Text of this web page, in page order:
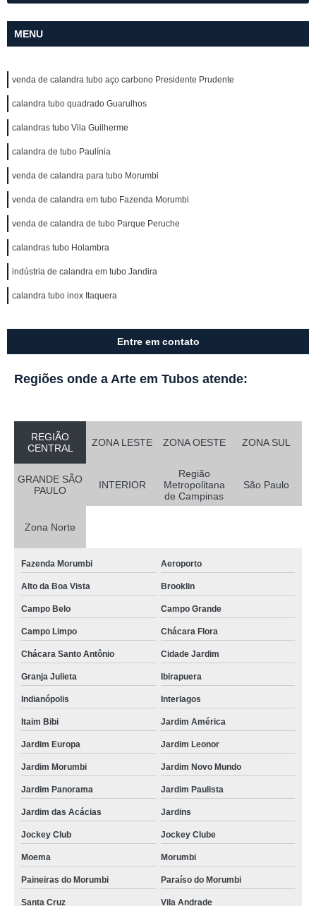
MENU
venda de calandra tubo aço carbono Presidente Prudente
calandra tubo quadrado Guarulhos
calandras tubo Vila Guilherme
calandra de tubo Paulínia
venda de calandra para tubo Morumbi
venda de calandra em tubo Fazenda Morumbi
venda de calandra de tubo Parque Peruche
calandras tubo Holambra
indústria de calandra em tubo Jandira
calandra tubo inox Itaquera
Entre em contato
Regiões onde a Arte em Tubos atende:
REGIÃO
CENTRAL
ZONA LESTE ZONA OESTE ZONA SUL
GRANDE SÃO
PAULO
INTERIOR
Região
Metropolitana
de Campinas
São Paulo
Zona Norte
Fazenda Morumbi Aeroporto
Alto da Boa Vista Brooklin
Campo Belo Campo Grande
Campo Limpo Chácara Flora
Chácara Santo Antônio Cidade Jardim
Granja Julieta Ibirapuera
Indianópolis Interlagos
Itaim Bibi Jardim América
Jardim Europa Jardim Leonor
Jardim Morumbi Jardim Novo Mundo
Jardim Panorama Jardim Paulista
Jardim das Acácias Jardins
Jockey Club Jockey Clube
Moema Morumbi
Paineiras do Morumbi Paraíso do Morumbi
Santa Cruz Vila Andrade